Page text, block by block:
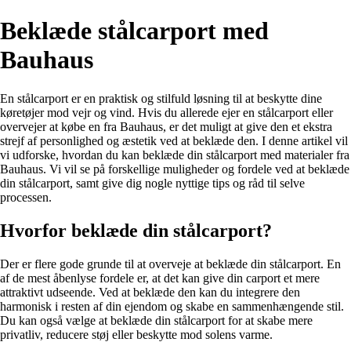
Beklæde stålcarport med
Bauhaus
En stålcarport er en praktisk og stilfuld løsning til at beskytte dine
køretøjer mod vejr og vind. Hvis du allerede ejer en stålcarport eller
overvejer at købe en fra Bauhaus, er det muligt at give den et ekstra
strejf af personlighed og æstetik ved at beklæde den. I denne artikel vil
vi udforske, hvordan du kan beklæde din stålcarport med materialer fra
Bauhaus. Vi vil se på forskellige muligheder og fordele ved at beklæde
din stålcarport, samt give dig nogle nyttige tips og råd til selve
processen.
Hvorfor beklæde din stålcarport?
Der er flere gode grunde til at overveje at beklæde din stålcarport. En
af de mest åbenlyse fordele er, at det kan give din carport et mere
attraktivt udseende. Ved at beklæde den kan du integrere den
harmonisk i resten af din ejendom og skabe en sammenhængende stil.
Du kan også vælge at beklæde din stålcarport for at skabe mere
privatliv, reducere støj eller beskytte mod solens varme.